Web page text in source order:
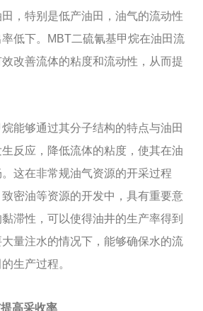
，特别是低产油田，油气的流动性
低下。MBT二硫氰基甲烷在油田流
改善流体的粘度和流动性，从而提
能够通过其分子结构的特点与油田
反应，降低流体的粘度，使其在油
这在非常规油气资源的开采过程
密油等资源的开发中，具有重要意
滞性，可以使得油井的生产率得到
量注水的情况下，能够确保水的流
生产过程。
高采收率